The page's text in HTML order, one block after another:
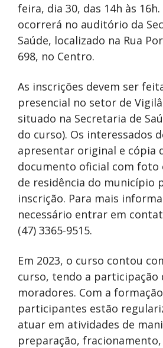
feira, dia 30, das 14h às
ocorrerá no auditório da
Saúde, localizado na Rua
698, no Centro.
As inscrições devem ser
presencial no setor de
situado na Secretaria de
do curso). Os interessados
apresentar original e cópia
documento oficial com foto
de residência do município
inscrição. Para mais
necessário entrar em
(47) 3365-9515.
Em 2023, o curso contou
curso, tendo a participação
moradores. Com a
participantes estão
atuar em atividades de
preparação, fracionamento,